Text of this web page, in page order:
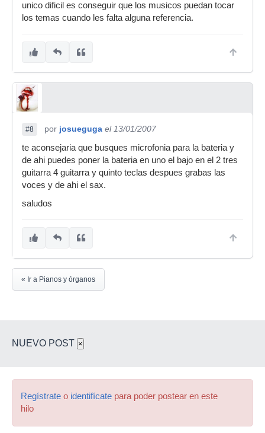
unico dificil es conseguir que los musicos puedan tocar
los temas cuando les falta alguna referencia.
#8 por josueguga el 13/01/2007
te aconsejaria que busques microfonia para la bateria y
de ahi puedes poner la bateria en uno el bajo en el 2 tres
guitarra 4 guitarra y quinto teclas despues grabas las
voces y de ahi el sax.
saludos
« Ir a Pianos y órganos
NUEVO POST ×
Regístrate o identifícate para poder postear en este
hilo